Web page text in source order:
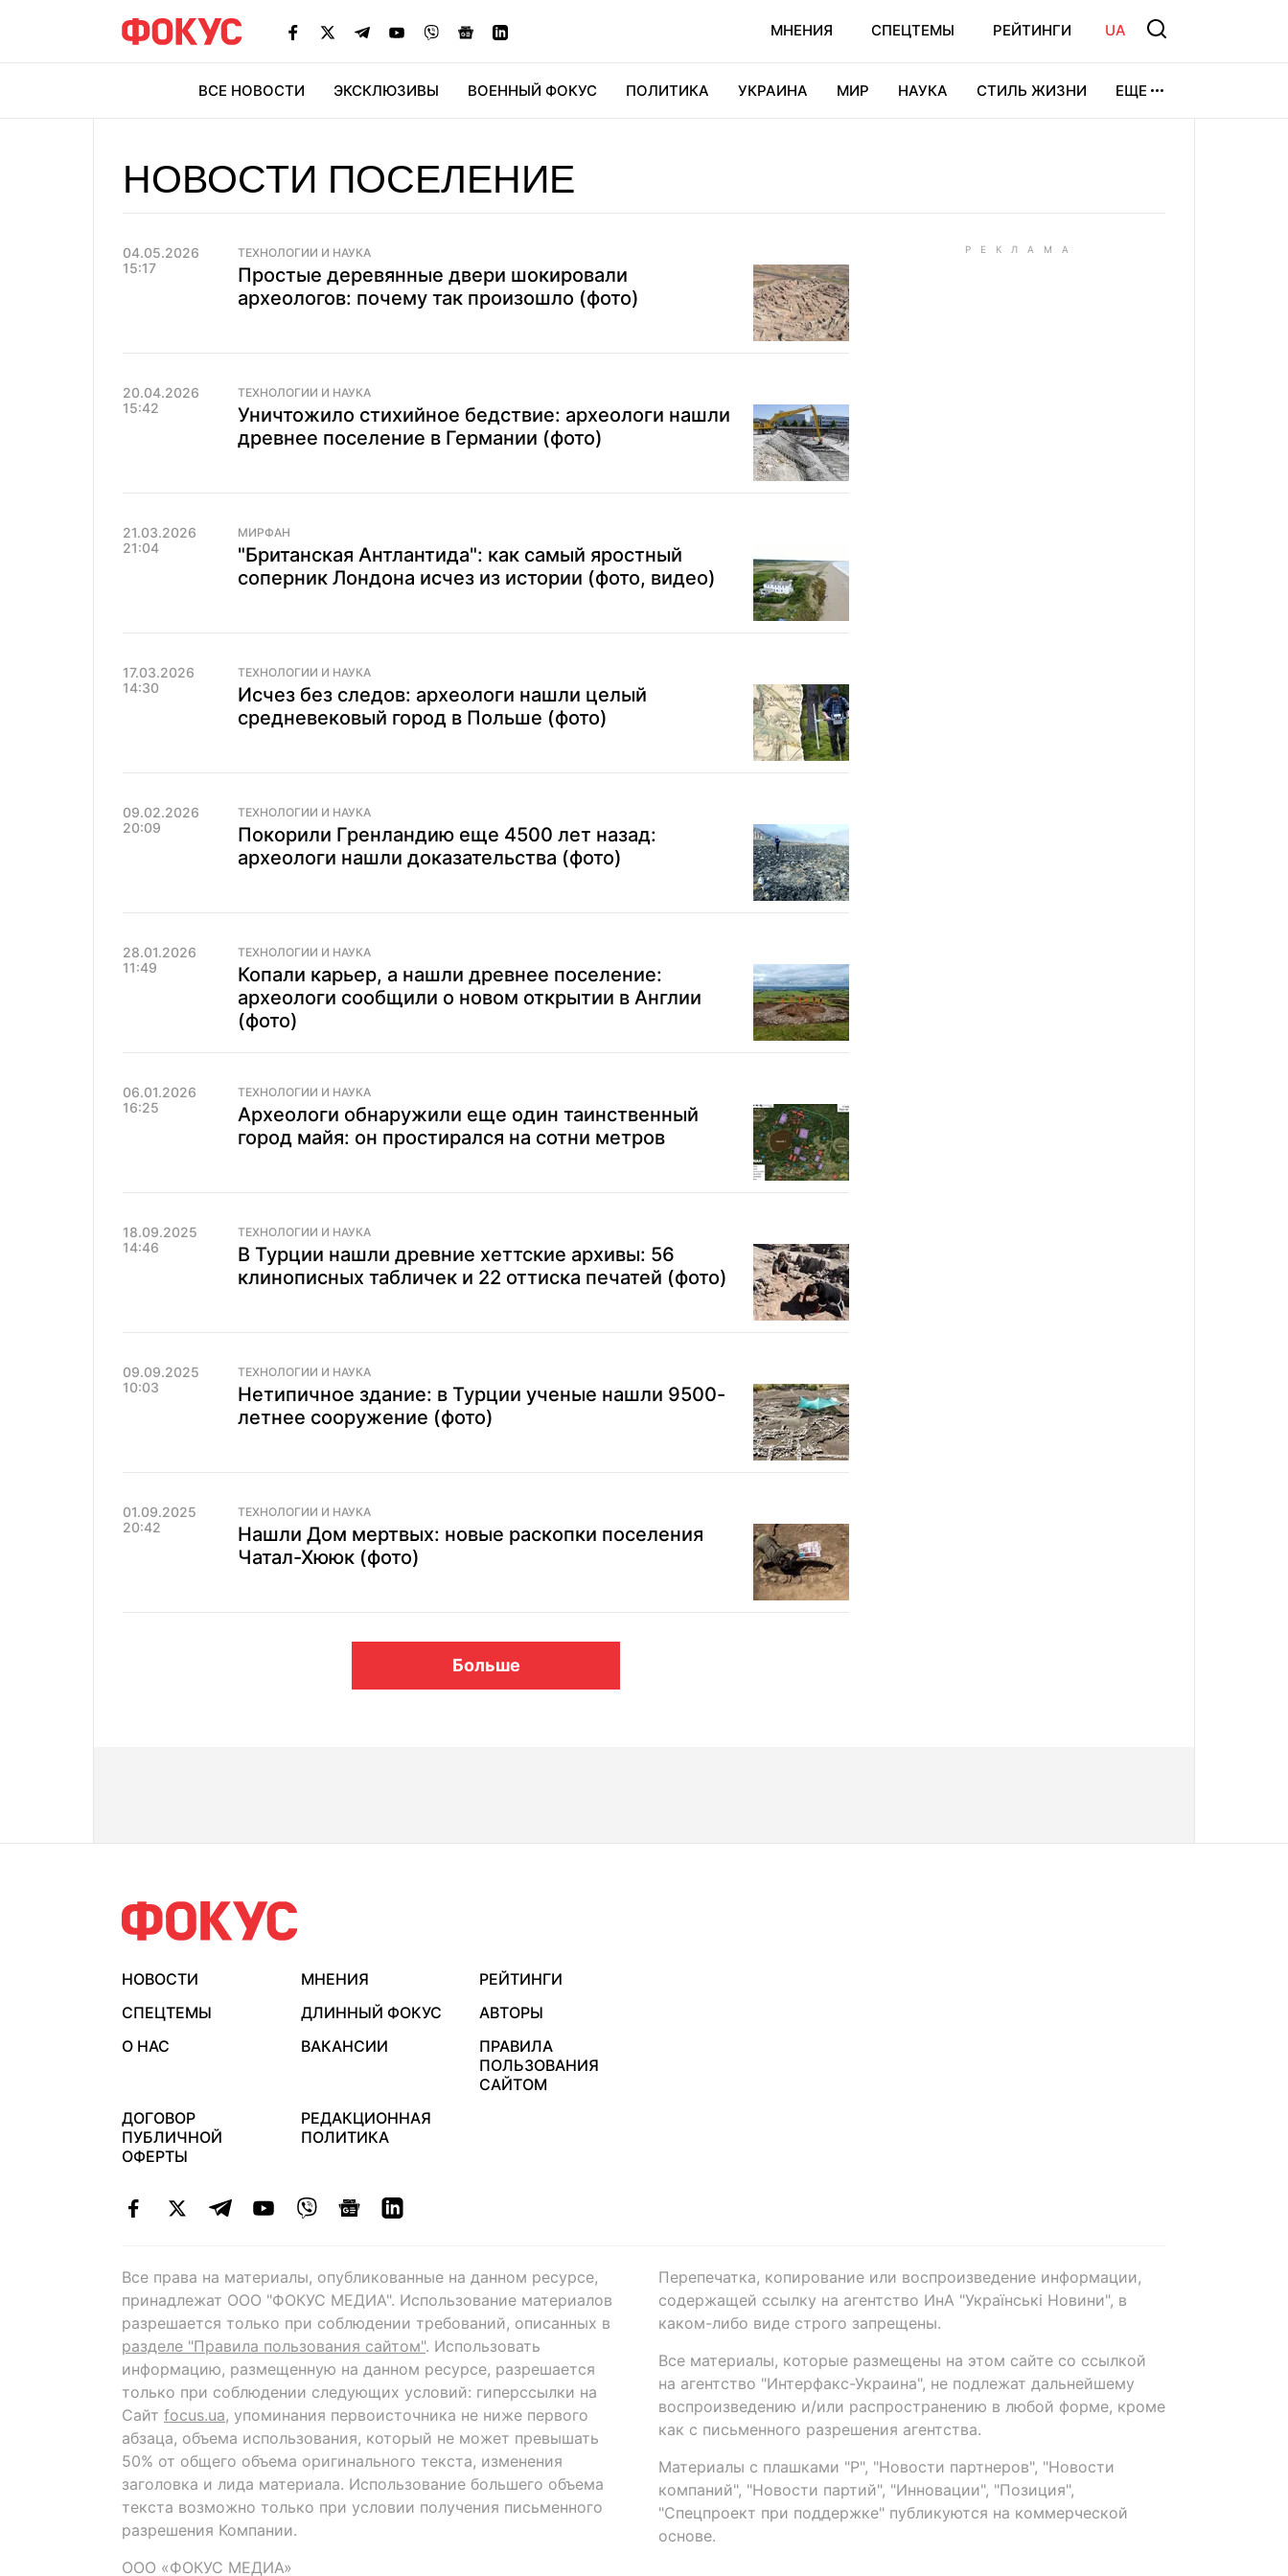
МНЕНИЯ СПЕЦТЕМЫ РЕЙТИНГИ UA
ВСЕ НОВОСТИ ЭКСКЛЮЗИВЫ ВОЕННЫЙ ФОКУС ПОЛИТИКА УКРАИНА МИР НАУКА СТИЛЬ ЖИЗНИ ЕЩЕ
НОВОСТИ ПОСЕЛЕНИЕ
04.05.2026
15:17
ТЕХНОЛОГИИ И НАУКА
Простые деревянные двери шокировали
археологов: почему так произошло (фото)
20.04.2026
15:42
ТЕХНОЛОГИИ И НАУКА
Уничтожило стихийное бедствие: археологи нашли
древнее поселение в Германии (фото)
21.03.2026
21:04
МИРФАН
"Британская Антлантида": как самый яростный
соперник Лондона исчез из истории (фото, видео)
17.03.2026
14:30
ТЕХНОЛОГИИ И НАУКА
Исчез без следов: археологи нашли целый
средневековый город в Польше (фото)
09.02.2026
20:09
ТЕХНОЛОГИИ И НАУКА
Покорили Гренландию еще 4500 лет назад:
археологи нашли доказательства (фото)
28.01.2026
11:49
ТЕХНОЛОГИИ И НАУКА
Копали карьер, а нашли древнее поселение:
археологи сообщили о новом открытии в Англии
(фото)
06.01.2026
16:25
ТЕХНОЛОГИИ И НАУКА
Археологи обнаружили еще один таинственный
город майя: он простирался на сотни метров
18.09.2025
14:46
ТЕХНОЛОГИИ И НАУКА
В Турции нашли древние хеттские архивы: 56
клинописных табличек и 22 оттиска печатей (фото)
09.09.2025
10:03
ТЕХНОЛОГИИ И НАУКА
Нетипичное здание: в Турции ученые нашли 9500-
летнее сооружение (фото)
01.09.2025
20:42
ТЕХНОЛОГИИ И НАУКА
Нашли Дом мертвых: новые раскопки поселения
Чатал-Хююк (фото)
Больше
НОВОСТИ МНЕНИЯ
РЕЙТИНГИ
СПЕЦТЕМЫ
ДЛИННЫЙ ФОКУС
АВТОРЫ
О НАС
ВАКАНСИИ
ПРАВИЛА
ПОЛЬЗОВАНИЯ
САЙТОМ
ДОГОВОР
ПУБЛИЧНОЙ
ОФЕРТЫ
РЕДАКЦИОННАЯ
ПОЛИТИКА
Все права на материалы, опубликованные на данном ресурсе,
принадлежат ООО "ФОКУС МЕДИА". Использование материалов
разрешается только при соблюдении требований, описанных в
разделе "Правила пользования сайтом". Использовать
информацию, размещенную на данном ресурсе, разрешается
только при соблюдении следующих условий: гиперссылки на
Сайт focus.ua, упоминания первоисточника не ниже первого
абзаца, объема использования, который не может превышать
50% от общего объема оригинального текста, изменения
заголовка и лида материала. Использование большего объема
текста возможно только при условии получения письменного
разрешения Компании.
ООО «ФОКУС МЕДИА»
Перепечатка, копирование или воспроизведение информации,
содержащей ссылку на агентство ИнА "Українські Новини", в
каком-либо виде строго запрещены.
Все материалы, которые размещены на этом сайте со ссылкой
на агентство "Интерфакс-Украина", не подлежат дальнейшему
воспроизведению и/или распространению в любой форме, кроме
как с письменного разрешения агентства.
Материалы с плашками "Р", "Новости партнеров", "Новости
компаний", "Новости партий", "Инновации", "Позиция",
"Спецпроект при поддержке" публикуются на коммерческой
основе.